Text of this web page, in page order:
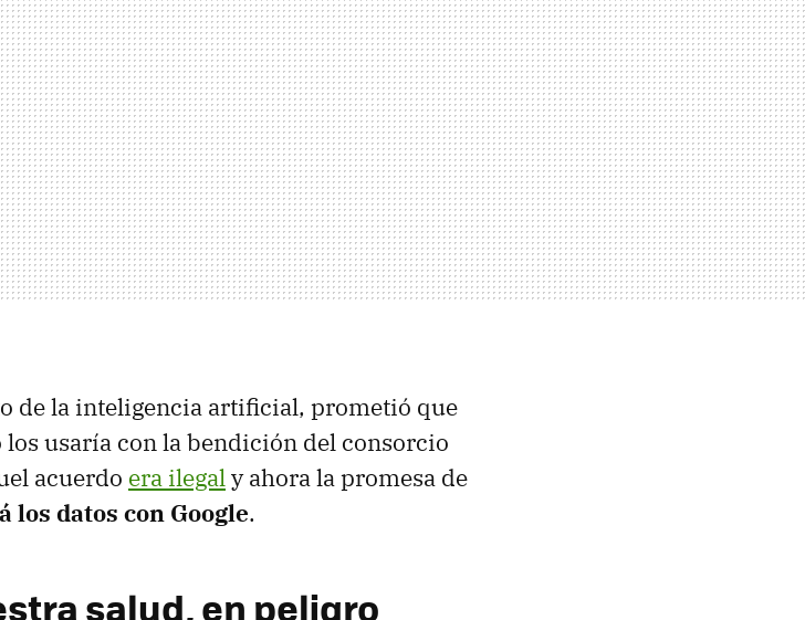
de la inteligencia artificial, prometió que
usaría con la bendición del consorcio
acuerdo era ilegaly ahora la promesa de
los datos con Google.
salud, en peligro